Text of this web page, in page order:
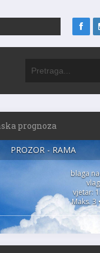
prognoza
PROZOR - RAMA
blaga
vjetar:
Maks. 3